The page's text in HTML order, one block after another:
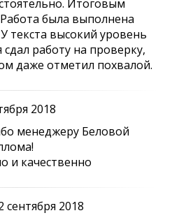
Итоговым
была выполнена
текста высокий уровень
работу на проверку,
даже отметил похвалой.
2018
менеджеру Беловой
и качественно
сентября 2018